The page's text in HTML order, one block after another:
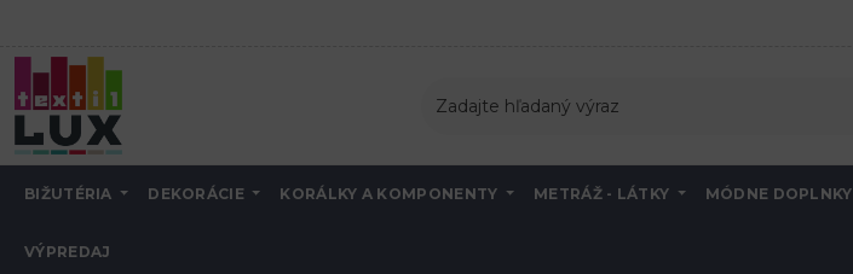
BIŽUTÉRIA DEKORÁCIE KORÁLKY A KOMPONENTY METRÁŽ - LÁTKY MÓDNE DOPLNKY
VÝPREDAJ